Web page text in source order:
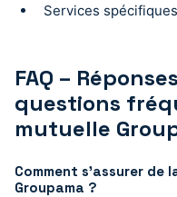
Services
FAQ –
questions
mutuelle
Comment s’assurer
Groupama ?